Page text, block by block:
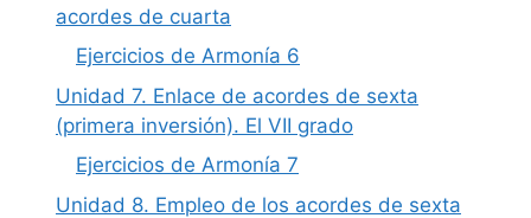
acordes de cuarta
Ejercicios de Armonía 6
Unidad 7. Enlace de acordes de sexta
(primera inversión). El VII grado
Ejercicios de Armonía 7
Unidad 8. Empleo de los acordes de sexta